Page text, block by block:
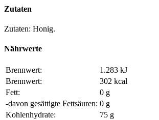
Zutaten
Zutaten: Honig.
Nährwerte
Brennwert:
1.283 kJ
Brennwert:
302 kcal
Fett:
0 g
-davon gesättigte Fettsäuren: 0 g
Kohlenhydrate:
75 g